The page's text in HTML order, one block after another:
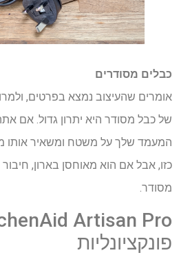
כבלים מסודרים
אומרים שהעיצוב נמצא בפרטים,
של כבל מסודר היא יתרון גדול. אם
המעמד שלך על משטח ומשאיר אותו
כזו, אבל אם הוא מאוחסן בארון,
מסודר.
פונקציונליות